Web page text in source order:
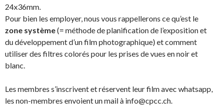
24x36mm.
Pour bien les employer, nous vous rappellerons ce qu’est le
zone système(= méthode de planification de l’exposition et
du développement d’un film photographique) et comment
utiliser des filtres colorés pour les prises de vues en noir et
blanc.
Les membres s’inscrivent et réservent leur film avec whatsapp,
les non-membres envoient un mail à info@cpcc.ch.